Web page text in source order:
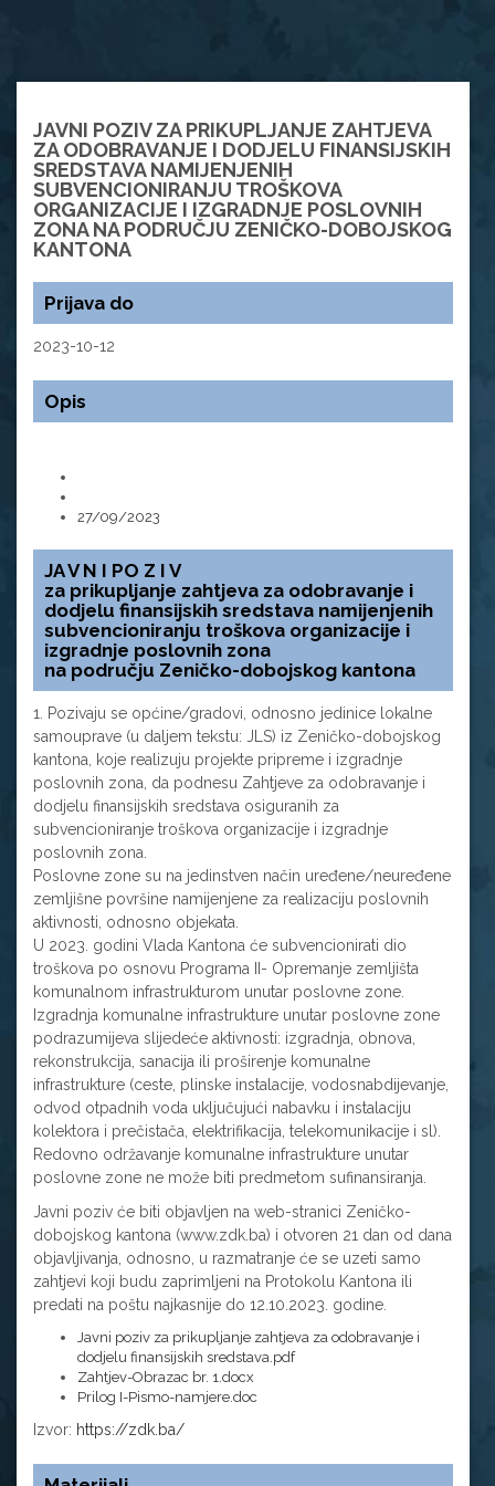
JAVNI POZIV ZA PRIKUPLJANJE ZAHTJEVA
ZA ODOBRAVANJE I DODJELU FINANSIJSKIH
SREDSTAVA NAMIJENJENIH
SUBVENCIONIRANJU TROŠKOVA
ORGANIZACIJE I IZGRADNJE POSLOVNIH
ZONA NA PODRUČJU ZENIČKO-DOBOJSKOG
KANTONA
Prijava do
2023-10-12
Opis
27/09/2023
JA V N I PO Z I V
za prikupljanje zahtjeva za odobravanje i
dodjelu finansijskih sredstava namijenjenih
subvencioniranju troškova organizacije i
izgradnje poslovnih zona
na području Zeničko-dobojskog kantona
1. Pozivaju se općine/gradovi, odnosno jedinice lokalne
samouprave (u daljem tekstu: JLS) iz Zeničko-dobojskog
kantona, koje realizuju projekte pripreme i izgradnje
poslovnih zona, da podnesu Zahtjeve za odobravanje i
dodjelu finansijskih sredstava osiguranih za
subvencioniranje troškova organizacije i izgradnje
poslovnih zona.
Poslovne zone su na jedinstven način uređene/neuređene
zemljišne površine namijenjene za realizaciju poslovnih
aktivnosti, odnosno objekata.
U 2023. godini Vlada Kantona će subvencionirati dio
troškova po osnovu Programa II- Opremanje zemljišta
komunalnom infrastrukturom unutar poslovne zone.
Izgradnja komunalne infrastrukture unutar poslovne zone
podrazumijeva slijedeće aktivnosti: izgradnja, obnova,
rekonstrukcija, sanacija ili proširenje komunalne
infrastrukture (ceste, plinske instalacije, vodosnabdijevanje,
odvod otpadnih voda uključujući nabavku i instalaciju
kolektora i prečistača, elektrifikacija, telekomunikacije i sl).
Redovno održavanje komunalne infrastrukture unutar
poslovne zone ne može biti predmetom sufinansiranja.
Javni poziv će biti objavljen na web-stranici Zeničko-
dobojskog kantona (www.zdk.ba) i otvoren 21 dan od dana
objavljivanja, odnosno, u razmatranje će se uzeti samo
zahtjevi koji budu zaprimljeni na Protokolu Kantona ili
predati na poštu najkasnije do 12.10.2023. godine.
Javni poziv za prikupljanje zahtjeva za odobravanje i
dodjelu finansijskih sredstava.pdf
Zahtjev-Obrazac br. 1.docx
Prilog I-Pismo-namjere.doc
Izvor: https://zdk.ba/